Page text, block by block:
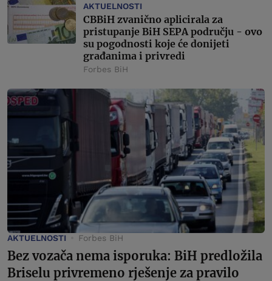
AKTUELNOSTI
CBBiH zvanično aplicirala za
pristupanje BiH SEPA području - ovo
su pogodnosti koje će donijeti
građanima i privredi
Forbes BiH
AKTUELNOSTI Forbes BiH
Bez vozača nema isporuka: BiH predložila
Briselu privremeno rješenje za pravilo